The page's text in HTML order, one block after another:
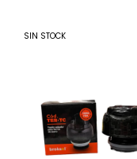
SIN STOCK